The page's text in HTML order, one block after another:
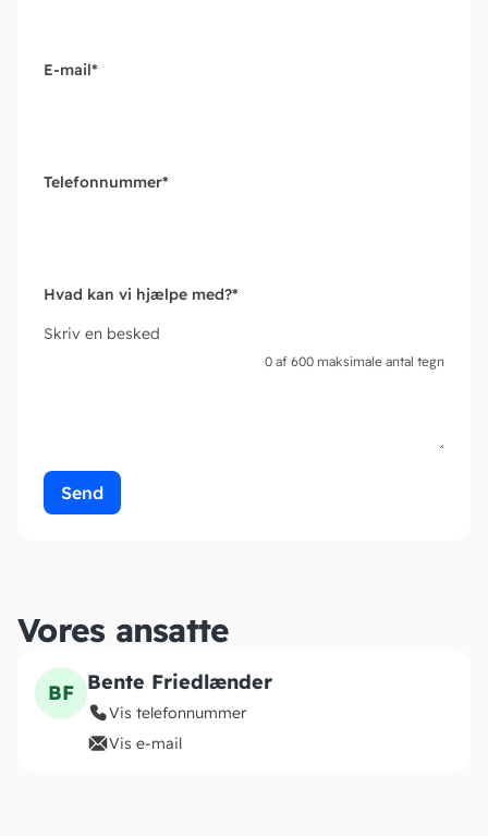
E-mail*
Telefonnummer*
Hvad kan vi hjælpe med?*
Skriv en besked
0 af 600 maksimale antal tegn
Vores ansatte
BF Bente Friedlænder
Vis telefonnummer
Vis e-mail